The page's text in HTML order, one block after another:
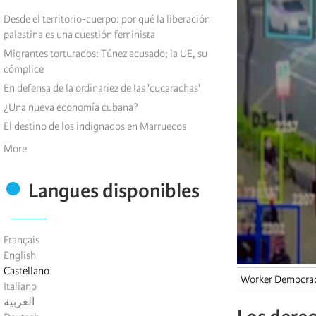
Desde el territorio-cuerpo: por qué la liberación
palestina es una cuestión feminista
Migrantes torturados: Túnez acusado; la UE, su
cómplice
En defensa de la ordinariez de las 'cucarachas'
¿Una nueva economía cubana?
El destino de los indignados en Marruecos
More
Langues disponibles
Français
English
Castellano
Italiano
العربية
Worker